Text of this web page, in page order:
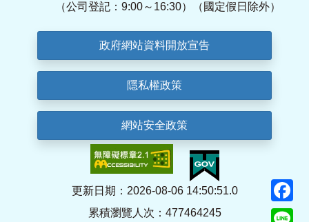
（公司登記：9:00～16:30）（國定假日除外）
政府網站資料開放宣告
隱私權政策
網站安全政策
更新日期：2026-08-06 14:50:51.0
累積瀏覽人次：477464245